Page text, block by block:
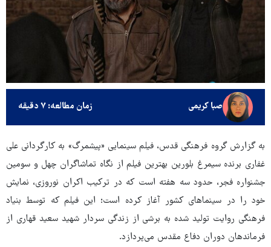
صبا کریمی زمان مطالعه: ۷ دقیقه
به گزارش گروه فرهنگی قدس، فیلم سینمایی «پیشمرگ» به کارگردانی علی
غفاری برنده سیمرغ بلورین بهترین فیلم از نگاه تماشاگران چهل ‌و ‌سومین
جشنواره فجر، حدود سه هفته است که در ترکیب اکران نوروزی، نمایش
خود را در سینماهای کشور آغاز کرده است؛ این فیلم که توسط بنیاد
فرهنگی روایت تولید شده به برشی از زندگی سردار شهید سعید قهاری از
فرماندهان دوران دفاع مقدس می‌پردازد.